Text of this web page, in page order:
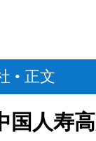
• 正文
国人寿